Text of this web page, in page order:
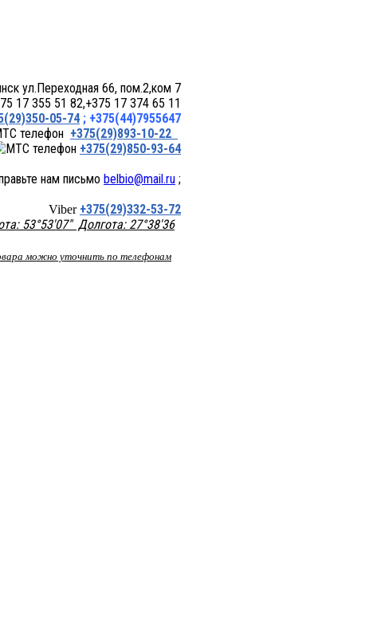
пом.2,ком 7
17 355 51 82,+375 17 374 65 11
05-74 ; +375(44)7955647
+375(29)893-10-22
+375(29)850-93-64
belbio@mail.ru ;
Viber +375(29)332-53-72
53°53'07" Долгота: 27°38'36
можно уточнить по телефонам